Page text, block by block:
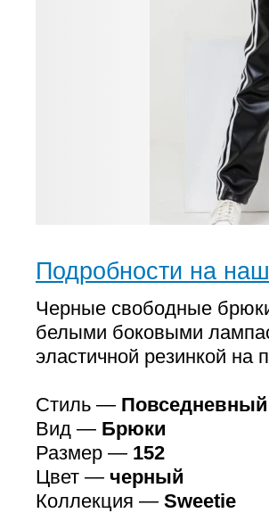
Подробности на
Черные свободные
белыми боковыми
эластичной резинкой на
Стиль — Повседневный
Вид — Брюки
Размер — 152
Цвет — черный
Коллекция — Sweetie